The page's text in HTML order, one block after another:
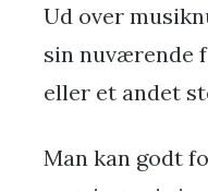
Ud over
sin nuværende
eller et andet
Man kan godt